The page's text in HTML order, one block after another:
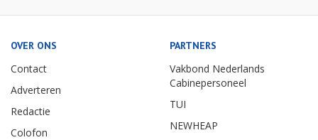
OVER ONS
Contact
Adverteren
Redactie
Colofon
PARTNERS
Vakbond Nederlands
Cabinepersoneel
TUI
NEWHEAP